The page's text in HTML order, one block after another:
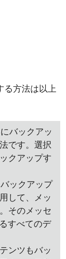
る方法は以上
バックアッ
です。選択
クアップす
ックアップ
して、メッ
そのメッセ
すべてのデ
ンツもバッ